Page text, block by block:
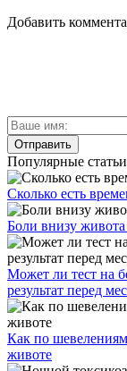
Добавить
Популярные статьи
Сколько есть
Боли внизу
Может ли тест на
результат перед
Как по
животе